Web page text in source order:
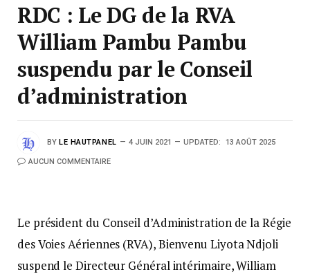
RDC : Le DG de la RVA
William Pambu Pambu
suspendu par le Conseil
d’administration
BY LE HAUTPANEL 4 JUIN 2021 UPDATED: 13 AOÛT 2025
AUCUN COMMENTAIRE
Le président du Conseil d’Administration de la Régie
des Voies Aériennes (RVA), Bienvenu Liyota Ndjoli
suspend le Directeur Général intérimaire, William